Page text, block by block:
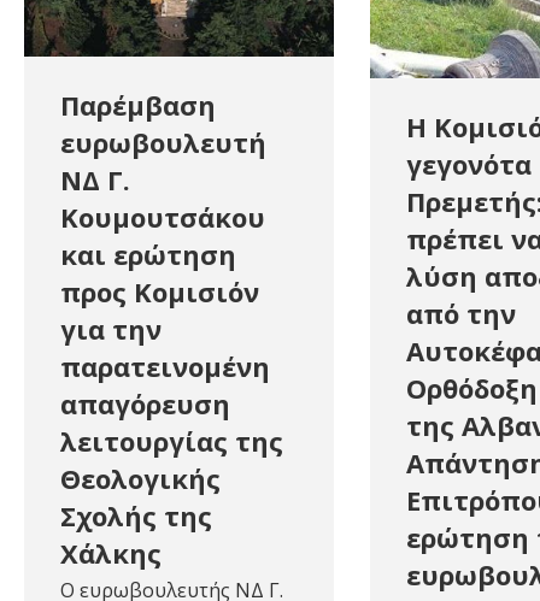
Παρέμβαση
ευρωβουλευτή
ΝΔ Γ.
Κουμουτσάκου
και ερώτηση
προς Κομισιόν
για την
παρατεινομένη
απαγόρευση
λειτουργίας της
Θεολογικής
Σχολής της
Χάλκης
Ο ευρωβουλευτής ΝΔ Γ.
Η
γεγονότα
πρέπει
λύση
από την
της
ερώτηση